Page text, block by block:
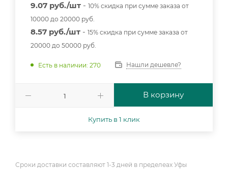
9.07 руб./шт - 10% скидка при сумме заказа от
10000 до 20000 руб.
8.57 руб./шт - 15% скидка при сумме заказа от
20000 до 50000 руб.
Есть в наличии: 270 Нашли дешевле?
В корзину
Купить в 1 клик
Сроки доставки составляют 1-3 дней в пределеах Уфы